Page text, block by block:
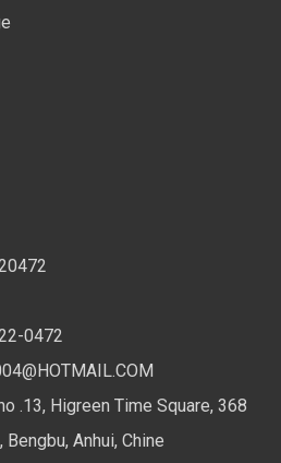
0472
.13, Higreen Time Square, 368
Anhui, Chine